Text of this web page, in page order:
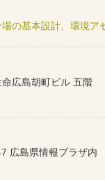
の基本設計、環境ア
広島胡町ビル 五階
広島県情報プラザ内